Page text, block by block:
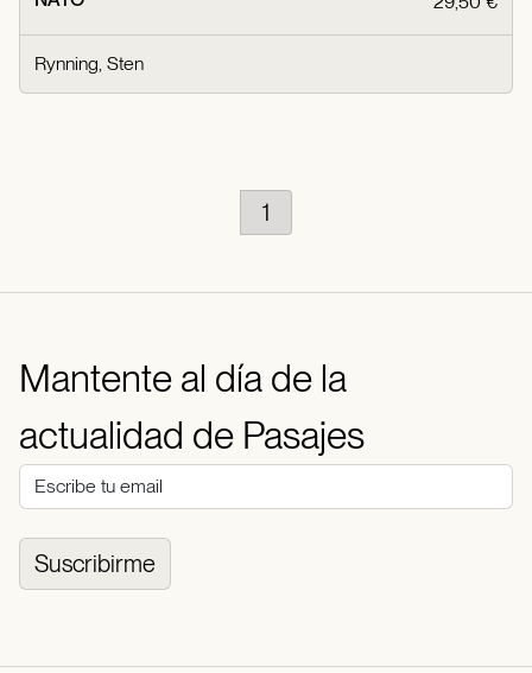
Rynning, Sten
1
Mantente al día de la
actualidad de Pasajes
Suscribirme